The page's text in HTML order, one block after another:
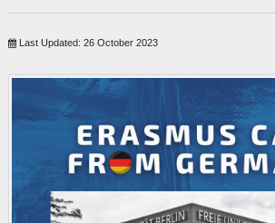
Last Updated: 26 October 2023